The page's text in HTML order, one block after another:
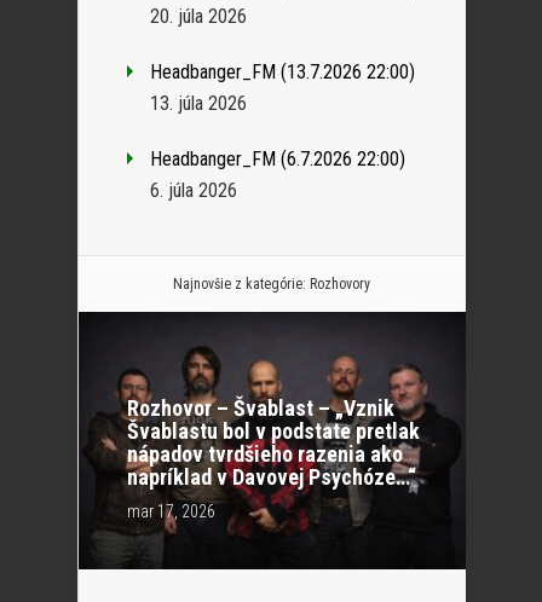
20. júla 2026
Headbanger_FM (13.7.2026 22:00)
13. júla 2026
Headbanger_FM (6.7.2026 22:00)
6. júla 2026
Najnovšie z kategórie: Rozhovory
Rozhovor – Švablast – „Vznik
Švablastu bol v podstate pretlak
nápadov tvrdšieho razenia ako
napríklad v Davovej Psychóze…“
mar 17, 2026